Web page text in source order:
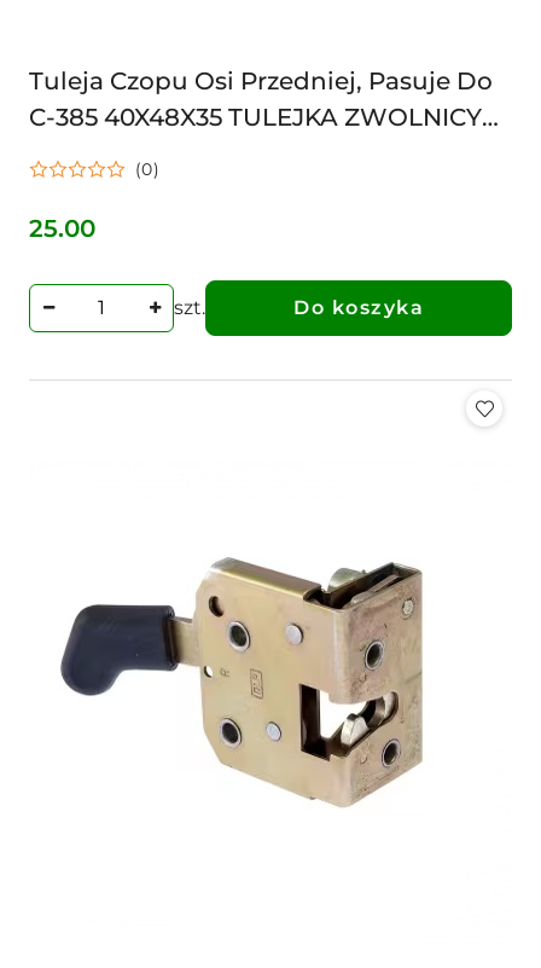
Tuleja Czopu Osi Przedniej, Pasuje Do
C-385 40X48X35 TULEJKA ZWOLNICY
PRZEDNIA 65688175007 67453234
(0)
Cena:
25.00
szt. Do koszyka